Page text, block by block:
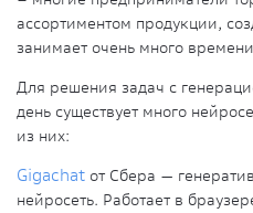
ассортиментом продукции,
занимает очень много
Для решения задач с
день существует много
из них:
Gigachat от Сбера —
нейросеть. Работает в